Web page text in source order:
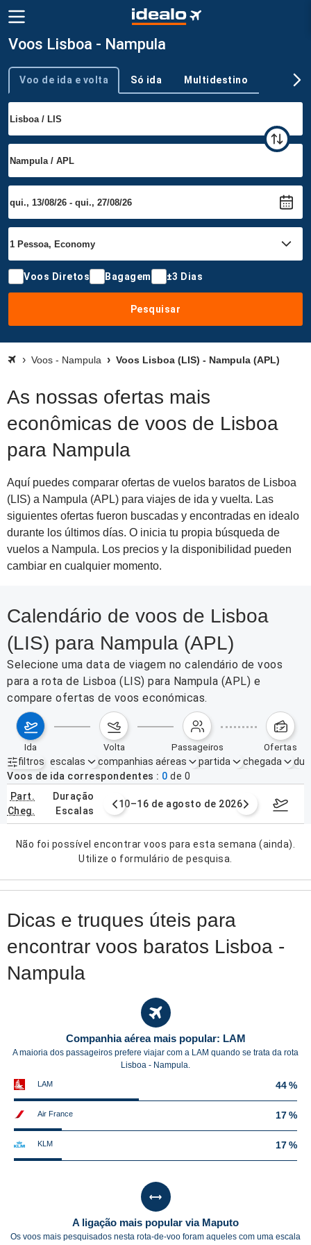
Voos Lisboa - Nampula
Tipo de viagem
Voo de ida e volta Só ida Multidestino
Voos Diretos Bagagem ±3 Dias
Pesquisar
Voos - Nampula Voos Lisboa (LIS) - Nampula (APL)
As nossas ofertas mais
econômicas de voos de Lisboa
para Nampula
Aquí puedes comparar ofertas de vuelos baratos de Lisboa
(LIS) a Nampula (APL) para viajes de ida y vuelta. Las
siguientes ofertas fueron buscadas y encontradas en idealo
durante los últimos días. O inicia tu propia búsqueda de
vuelos a Nampula. Los precios y la disponibilidad pueden
cambiar en cualquier momento.
Calendário de voos de Lisboa
(LIS) para Nampula (APL)
Selecione uma data de viagem no calendário de voos
para a rota de Lisboa (LIS) para Nampula (APL) e
compare ofertas de voos económicas.
ida volta passageiros ofertas
filtros
Filtros ativos nenhum
escalas companhias aéreas partida chegada
Voos de ida correspondentes
0 de 0
part.
cheg.
duração
escalas
agosto de 2026 10–16 de agosto de 2026 17–23
Não foi possível encontrar voos para esta semana (ainda).
Utilize o formulário de pesquisa.
Dicas e truques úteis para
encontrar voos baratos Lisboa -
Nampula
Companhia aérea mais popular: LAM
A maioria dos passageiros prefere viajar com a LAM quando se trata da rota
Lisboa - Nampula.
LAM 44 %
Air France 17 %
KLM 17 %
A ligação mais popular via Maputo
Os voos mais pesquisados nesta rota-de-voo foram aqueles com uma escala